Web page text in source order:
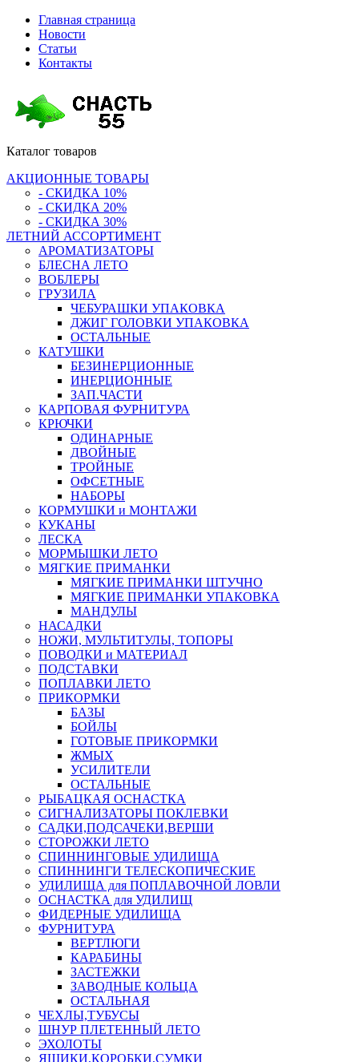
Главная страница
Новости
Статьи
Контакты
Каталог товаров
АКЦИОННЫЕ ТОВАРЫ
- СКИДКА 10%
- СКИДКА 20%
- СКИДКА 30%
ЛЕТНИЙ АССОРТИМЕНТ
АРОМАТИЗАТОРЫ
БЛЕСНА ЛЕТО
ВОБЛЕРЫ
ГРУЗИЛА
ЧЕБУРАШКИ УПАКОВКА
ДЖИГ ГОЛОВКИ УПАКОВКА
ОСТАЛЬНЫЕ
КАТУШКИ
БЕЗИНЕРЦИОННЫЕ
ИНЕРЦИОННЫЕ
ЗАП.ЧАСТИ
КАРПОВАЯ ФУРНИТУРА
КРЮЧКИ
ОДИНАРНЫЕ
ДВОЙНЫЕ
ТРОЙНЫЕ
ОФСЕТНЫЕ
НАБОРЫ
КОРМУШКИ и МОНТАЖИ
КУКАНЫ
ЛЕСКА
МОРМЫШКИ ЛЕТО
МЯГКИЕ ПРИМАНКИ
МЯГКИЕ ПРИМАНКИ ШТУЧНО
МЯГКИЕ ПРИМАНКИ УПАКОВКА
МАНДУЛЫ
НАСАДКИ
НОЖИ, МУЛЬТИТУЛЫ, ТОПОРЫ
ПОВОДКИ и МАТЕРИАЛ
ПОДСТАВКИ
ПОПЛАВКИ ЛЕТО
ПРИКОРМКИ
БАЗЫ
БОЙЛЫ
ГОТОВЫЕ ПРИКОРМКИ
ЖМЫХ
УСИЛИТЕЛИ
ОСТАЛЬНЫЕ
РЫБАЦКАЯ ОСНАСТКА
СИГНАЛИЗАТОРЫ ПОКЛЕВКИ
САДКИ,ПОДСАЧЕКИ,ВЕРШИ
СТОРОЖКИ ЛЕТО
СПИННИНГОВЫЕ УДИЛИЩА
СПИННИНГИ ТЕЛЕСКОПИЧЕСКИЕ
УДИЛИЩА для ПОПЛАВОЧНОЙ ЛОВЛИ
ОСНАСТКА для УДИЛИЩ
ФИДЕРНЫЕ УДИЛИЩА
ФУРНИТУРА
ВЕРТЛЮГИ
КАРАБИНЫ
ЗАСТЕЖКИ
ЗАВОДНЫЕ КОЛЬЦА
ОСТАЛЬНАЯ
ЧЕХЛЫ,ТУБУСЫ
ШНУР ПЛЕТЕННЫЙ ЛЕТО
ЭХОЛОТЫ
ЯЩИКИ,КОРОБКИ,СУМКИ